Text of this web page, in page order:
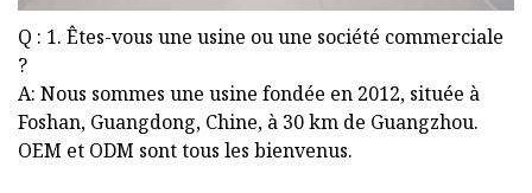
Q : 1. Êtes-vous une usine ou une société commerciale
?
A: Nous sommes une usine fondée en 2012, située à
Foshan, Guangdong, Chine, à 30 km de Guangzhou.
OEM et ODM sont tous les bienvenus.